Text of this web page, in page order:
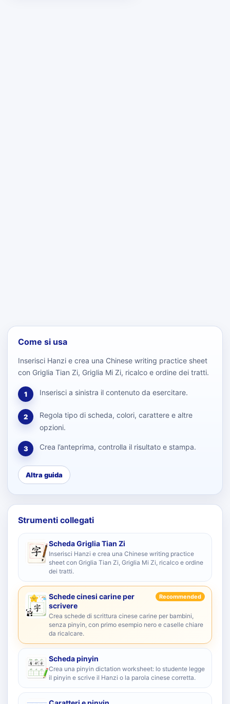
Come si usa
Inserisci Hanzi e crea una Chinese writing practice sheet
con Griglia Tian Zi, Griglia Mi Zi, ricalco e ordine dei tratti.
1 Inserisci a sinistra il contenuto da esercitare.
2
Regola tipo di scheda, colori, carattere e altre
opzioni.
3 Crea l’anteprima, controlla il risultato e stampa.
Altra guida
Strumenti collegati
Scheda Griglia Tian Zi
Inserisci Hanzi e crea una Chinese writing practice
sheet con Griglia Tian Zi, Griglia Mi Zi, ricalco e ordine
dei tratti.
Schede cinesi carine per
scrivere
Recommended
Crea schede di scrittura cinese carine per bambini,
senza pinyin, con primo esempio nero e caselle chiare
da ricalcare.
Scheda pinyin
Crea una pinyin dictation worksheet: lo studente legge
il pinyin e scrive il Hanzi o la parola cinese corretta.